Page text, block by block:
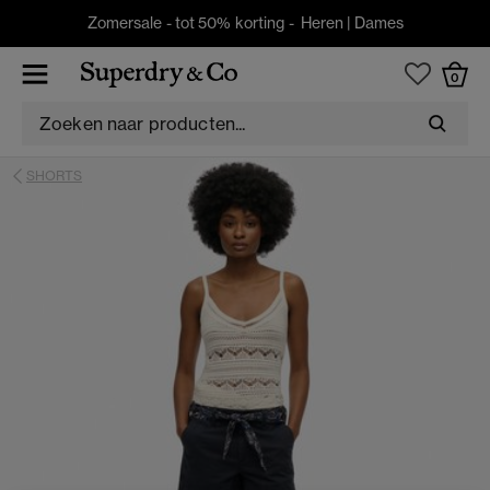
Zomersale - tot 50% korting - Heren | Dames
0
SHORTS